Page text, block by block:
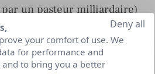
par un pasteur milliardaire)
de faits-divers où les
les affaires de manière
régulièrement à la peine de
your comfort of use. We
for performance and
to bring you a better
Deny all